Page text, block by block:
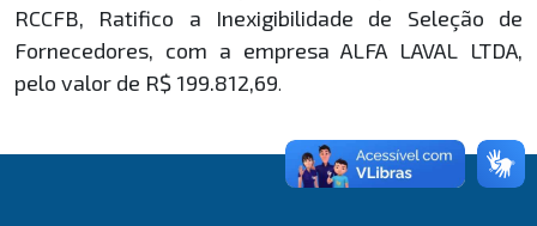
RCCFB, Ratifico a Inexigibilidade de Seleção de
Fornecedores, com a empresa ALFA LAVAL LTDA,
pelo valor de R$ 199.812,69.